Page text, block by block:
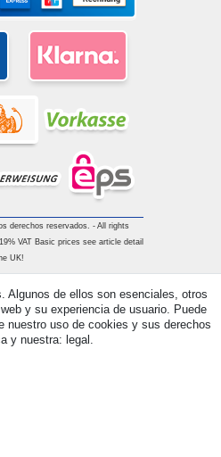
derechos reservados. - All rights
VAT Basic prices see article detail
UK!
Algunos de ellos son esenciales, otros
y su experiencia de usuario. Puede
nuestro uso de cookies y sus derechos
y nuestra: legal.
here Contacto